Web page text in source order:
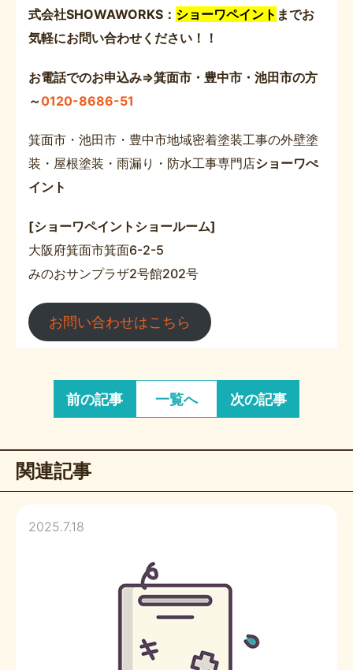
式会社SHOWAWORKS： ショーワペイント までお
気軽にお問い合わせください！！
お電話でのお申込み⇒箕面市・豊中市・池田市の方
～0120-8686-51
箕面市・池田市・豊中市地域密着塗装工事の外壁塗
装・屋根塗装・雨漏り・防水工事専門店ショーワぺ
イント
[ショーワペイントショールーム]
大阪府箕面市箕面6-2-5
みのおサンプラザ2号館202号
お問い合わせはこちら
前の記事 一覧へ 次の記事
関連記事
2025.7.18